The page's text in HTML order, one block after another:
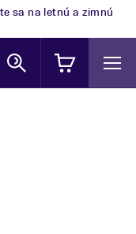
sa na letnú a zimnú